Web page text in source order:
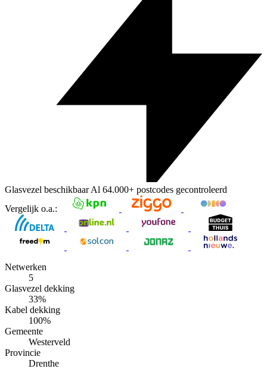
Glasvezel beschikbaarAl 64.000+ postcodes gecontroleerd
Vergelijk o.a.:
Netwerken
5
Glasvezel dekking
33%
Kabel dekking
100%
Gemeente
Westerveld
Provincie
Drenthe